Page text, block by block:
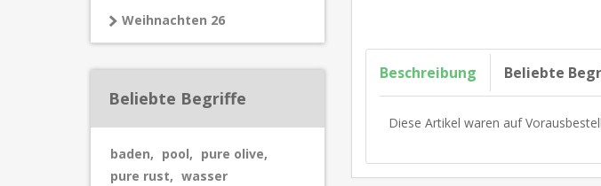
Weihnachten 26
Beliebte Begriffe
baden, pool, pure olive,
pure rust, wasser
Beschreibung Beliebte
Diese Artikel waren auf